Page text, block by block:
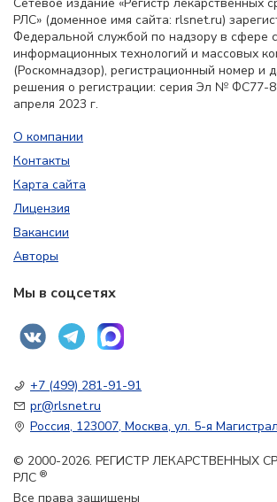
РЛС» (доменное имя сайта: rlsnet.ru)
Федеральной службой по надзору в сфере
информационных технологий и массовых
(Роскомнадзор), регистрационный номер и
решения о регистрации: серия Эл № ФС77-
апреля 2023 г.
О компании
Контакты
Карта сайта
Лицензия
Вакансии
Авторы
Мы в соцсетях
+7 (499) 281-91-91
pr@rlsnet.ru
Россия, 123007, Москва, ул. 5-я
© 2000-2026. РЕГИСТР ЛЕКАРСТВЕННЫХ
РЛС ®
Все права защищены